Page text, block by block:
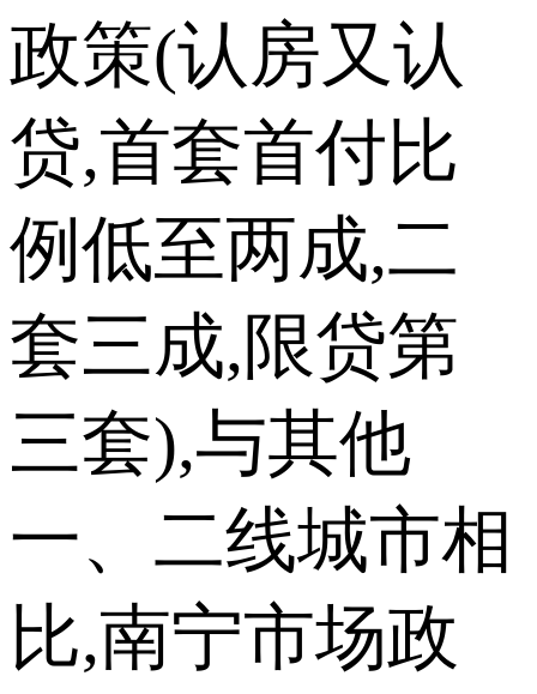
政策(认房又认
贷,首套首付比
例低至两成,二
套三成,限贷第
三套),与其他
一、二线城市相
比,南宁市场政